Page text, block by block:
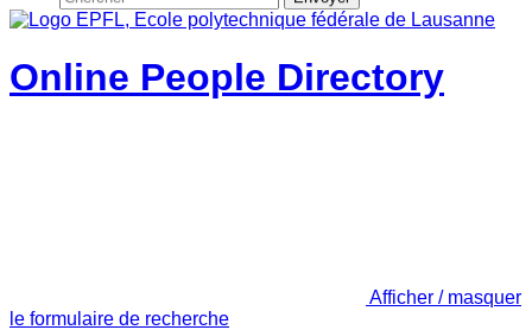
Online People Directory
Afficher / masquer
le formulaire de recherche